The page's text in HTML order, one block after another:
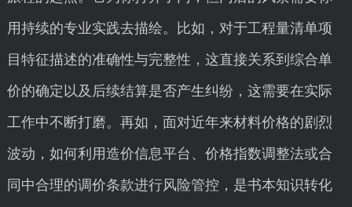
用持续的专业实践去描绘。比如，对于工程量清单项
目特征描述的准确性与完整性，这直接关系到综合单
价的确定以及后续结算是否产生纠纷，这需要在实际
工作中不断打磨。再如，面对近年来材料价格的剧烈
波动，如何利用造价信息平台、价格指数调整法或合
同中合理的调价条款进行风险管控，是书本知识转化